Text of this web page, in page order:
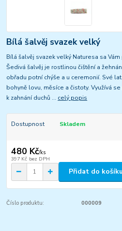
Bílá šalvěj svazek velký
Bílá šalvěj svazek velký Naturesa sa
Šedivá šalvěj je rostlinou čištění a
obřadu potní chýše a u ceremonií. Své
bohyně lovu, měsíce a čistoty. Využívá
k zahnání duchů ... celý popis
Dostupnost Skladem
480 Kč/ks
397 Kč bez DPH
Přidat do košíku
Číslo produktu: 000009